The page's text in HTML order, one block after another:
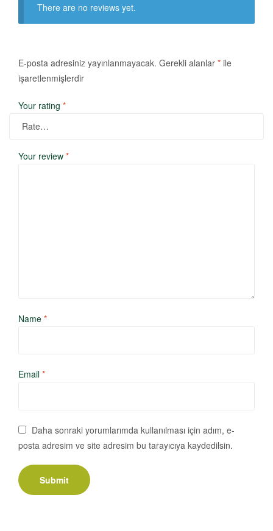
There are no reviews yet.
E-posta adresiniz yayınlanmayacak. Gerekli alanlar * ile
işaretlenmişlerdir
Your rating *
Your review *
Name *
Email *
Daha sonraki yorumlarımda kullanılması için adım, e-
posta adresim ve site adresim bu tarayıcıya kaydedilsin.